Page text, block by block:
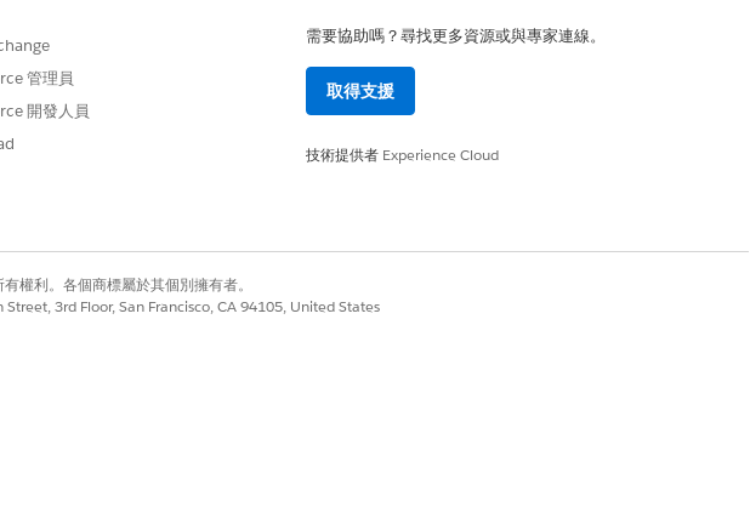
入 Automotive Cloud。一般而言,與緊急狀況、SoS 事件和維護事
可以為不同類型的車載資通系統事件建立個案、記錄警示、工作指
立引擎信號過熱的個案。
或車輛被報告為遭竊時,服務工作人員必須觸發自動鎖定或解除鎖定
如遠端觸發控制和溫度修改。
知傳送至車輛的人工電腦介面,以提醒司機有關排程的約會、軟體升
可在此選取 Salesforce 物件及其記錄作為訊息的內容。
車輛隨附預先建置的 FlexCard,可新增至「車輛」記錄頁面,以便銷
的度量類型,例如里程表讀數、燃料層級、輪胎壓力和刹車事件。使
,並自動建立記錄警示。偵測到重大問題時,Qualcomm 會要求最接
與司機共用必要的詳細資料。司機可以根據維修估計值排程服
管理員
開發人員
需要協助嗎？尋找更多資源或與專家連線。
取得支援
技術提供者 Experience Cloud
權利。各個商標屬於其個別擁有者。
3rd Floor, San Francisco, CA 94105, United States